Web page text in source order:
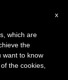
2015
x
which are
the
want to know
the cookies,